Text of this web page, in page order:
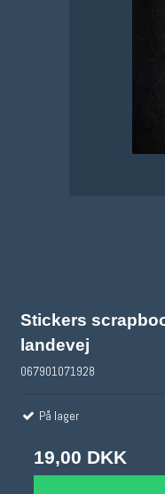
Stickers
landevej
067901071928
På lager
19,00 DKK